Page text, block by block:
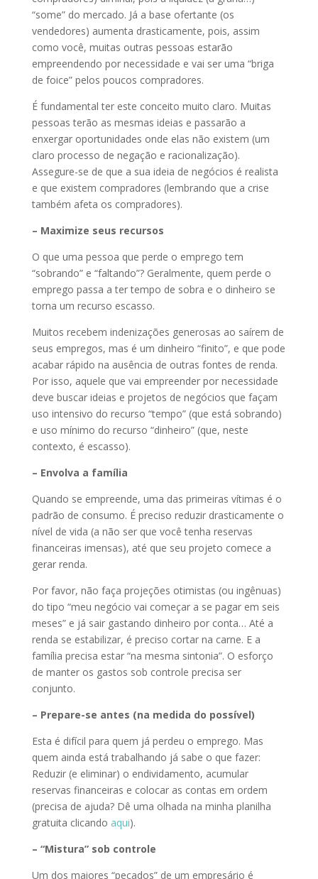
“some” do mercado. Já a base ofertante (os
vendedores) aumenta drasticamente, pois, assim
como você, muitas outras pessoas estarão
empreendendo por necessidade e vai ser uma “briga
de foice” pelos poucos compradores.
É fundamental ter este conceito muito claro. Muitas
pessoas terão as mesmas ideias e passarão a
enxergar oportunidades onde elas não existem (um
claro processo de negação e racionalização).
Assegure-se de que a sua ideia de negócios é realista
e que existem compradores (lembrando que a crise
também afeta os compradores).
– Maximize seus recursos
O que uma pessoa que perde o emprego tem
“sobrando” e “faltando”? Geralmente, quem perde o
emprego passa a ter tempo de sobra e o dinheiro se
torna um recurso escasso.
Muitos recebem indenizações generosas ao saírem de
seus empregos, mas é um dinheiro “finito”, e que pode
acabar rápido na ausência de outras fontes de renda.
Por isso, aquele que vai empreender por necessidade
deve buscar ideias e projetos de negócios que façam
uso intensivo do recurso “tempo” (que está sobrando)
e uso mínimo do recurso “dinheiro” (que, neste
contexto, é escasso).
– Envolva a família
Quando se empreende, uma das primeiras vítimas é o
padrão de consumo. É preciso reduzir drasticamente o
nível de vida (a não ser que você tenha reservas
financeiras imensas), até que seu projeto comece a
gerar renda.
Por favor, não faça projeções otimistas (ou ingênuas)
do tipo “meu negócio vai começar a se pagar em seis
meses” e já sair gastando dinheiro por conta… Até a
renda se estabilizar, é preciso cortar na carne. E a
família precisa estar “na mesma sintonia”. O esforço
de manter os gastos sob controle precisa ser
conjunto.
– Prepare-se antes (na medida do possível)
Esta é difícil para quem já perdeu o emprego. Mas
quem ainda está trabalhando já sabe o que fazer:
Reduzir (e eliminar) o endividamento, acumular
reservas financeiras e colocar as contas em ordem
(precisa de ajuda? Dê uma olhada na minha planilha
gratuita clicando aqui).
– “Mistura” sob controle
Um dos maiores “pecados” de um empresário é